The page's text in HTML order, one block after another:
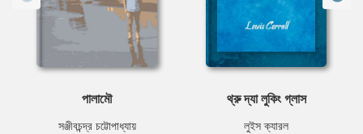
পালামৌ
সঞ্জীবচন্দ্র চট্টোপাধ্যায়
থ্রু দ্যা লুকিং গ্লাস
লুইস ক্যারল